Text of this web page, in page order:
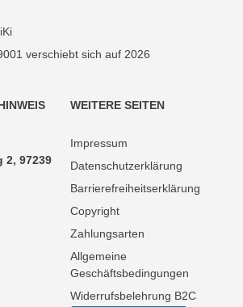
verschiebt sich auf 2026
2, 97239
WEITERE SEITEN
Impressum
Datenschutzerklärung
Barrierefreiheitserklärung
Copyright
Zahlungsarten
Allgemeine
Geschäftsbedingungen
Widerrufsbelehrung B2C